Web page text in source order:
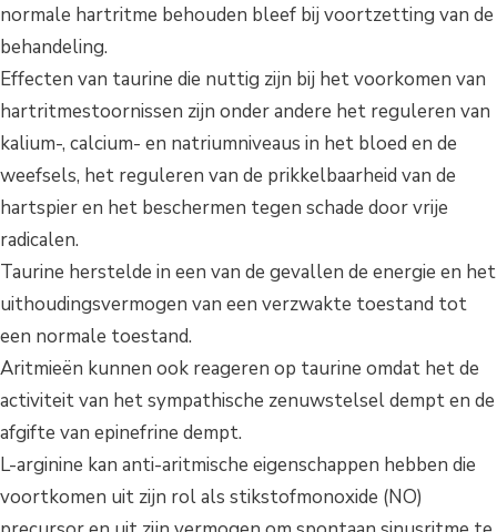
normale hartritme behouden bleef bij voortzetting van de
behandeling.
Effecten van taurine die nuttig zijn bij het voorkomen van
hartritmestoornissen zijn onder andere het reguleren van
kalium-, calcium- en natriumniveaus in het bloed en de
weefsels, het reguleren van de prikkelbaarheid van de
hartspier en het beschermen tegen schade door vrije
radicalen.
Taurine herstelde in een van de gevallen de energie en het
uithoudingsvermogen van een verzwakte toestand tot
een normale toestand.
Aritmieën kunnen ook reageren op taurine omdat het de
activiteit van het sympathische zenuwstelsel dempt en de
afgifte van epinefrine dempt.
L-arginine kan anti-aritmische eigenschappen hebben die
voortkomen uit zijn rol als stikstofmonoxide (NO)